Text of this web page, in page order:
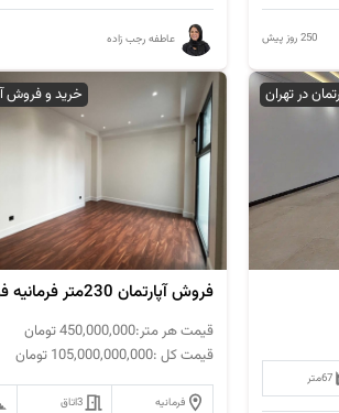
250 روز پیش عاطفه رجب زاده
در تهران
67متر
خرید و فروش
فروش آپارتمان 230متر فرمانیه فول مشاعات
قیمت هر متر:450,000,000تومان
قیمت کل :105,000,000,000 تومان
فرمانیه 3اتاق